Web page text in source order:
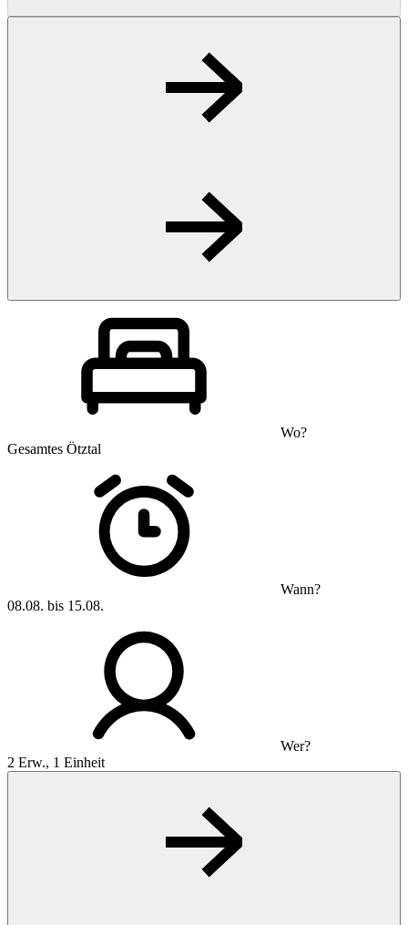
Wo?
Gesamtes Ötztal
Wann?
08.08. bis 15.08.
Wer?
2 Erw., 1 Einheit